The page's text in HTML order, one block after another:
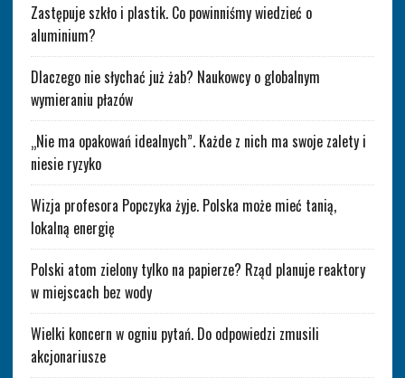
Zastępuje szkło i plastik. Co powinniśmy wiedzieć o
aluminium?
Dlaczego nie słychać już żab? Naukowcy o globalnym
wymieraniu płazów
„Nie ma opakowań idealnych”. Każde z nich ma swoje zalety i
niesie ryzyko
Wizja profesora Popczyka żyje. Polska może mieć tanią,
lokalną energię
Polski atom zielony tylko na papierze? Rząd planuje reaktory
w miejscach bez wody
Wielki koncern w ogniu pytań. Do odpowiedzi zmusili
akcjonariusze